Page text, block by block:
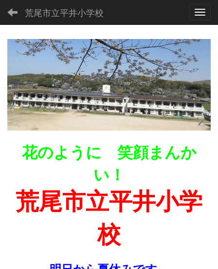
荒尾市立平井小学校
花のように 笑顔まんか
い！
荒尾市立平井小学
校